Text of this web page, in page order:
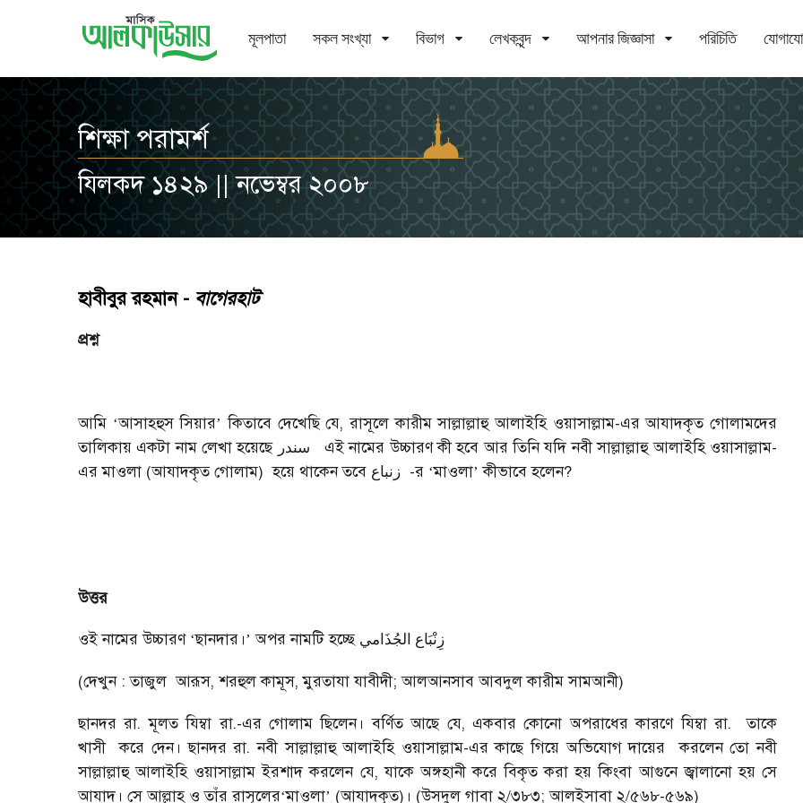
মূলপাতা সকল সংখ্যা বিভাগ লেখকবৃন্দ আপনার জিজ্ঞাসা পরিচিতি
শিক্ষা পরামর্শ
যিলকদ ১৪২৯ || নভেম্বর ২০০৮
হাবীবুর রহমান - বাগেরহাট
প্রশ্ন
আমি ‘আসাহহুস সিয়ার’ কিতাবে দেখেছি যে, রাসূলে কারীম সাল্লাল্লাহু আলাইহি ওয়াসাল্লাম-এর আযাদকৃত গোলামদের
তালিকায় একটা নাম লেখা হয়েছে سندر
এই নামের উচ্চারণ কী হবে আর তিনি যদি নবী সাল্লাল্লাহু আলাইহি ওয়াসাল্লাম-
এর মাওলা (আযাদকৃত গোলাম) হয়ে থাকেন তবে زنباع -র ‘মাওলা’ কীভাবে হলেন?
উত্তর
ওই নামের উচ্চারণ ‘ছানদার।’ অপর নামটি হচ্ছে زِنْبَاع الجُذَامي
(দেখুন : তাজুল আরূস, শরহুল কামূস, মুরতাযা যাবীদী; আলআনসাব আবদুল কারীম সামআনী)
ছানদর রা. মূলত যিম্বা রা.-এর গোলাম ছিলেন। বর্ণিত আছে যে, একবার কোনো অপরাধের কারণে যিম্বা রা.
তাকে
খাসী
করে দেন। ছানদর রা. নবী সাল্লাল্লাহু আলাইহি ওয়াসাল্লাম-এর কাছে গিয়ে অভিযোগ দায়ের
করলেন তো নবী
সাল্লাল্লাহু আলাইহি ওয়াসাল্লাম ইরশাদ করলেন যে, যাকে অঙ্গহানী করে বিকৃত করা হয় কিংবা আগুনে জ্বালানো হয় সে
আযাদ। সে আল্লাহ ও তাঁর রাসূলের‘মাওলা’ (আযাদকৃত)। (উসদুল গাবা ২/৩৮৩; আলইসাবা ২/৫৬৮-৫৬৯)